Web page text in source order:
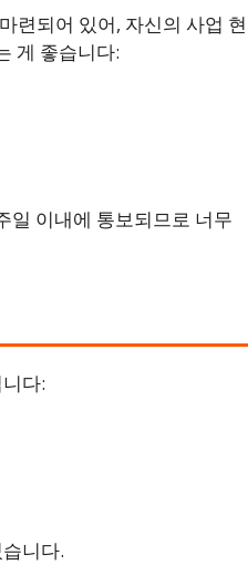
련되어 있어, 자신의 사업 현
게 좋습니다:
일 이내에 통보되므로 너무
다:
니다.